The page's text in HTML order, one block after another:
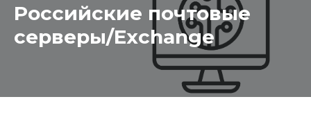
Российские почтовые
серверы/Exchange